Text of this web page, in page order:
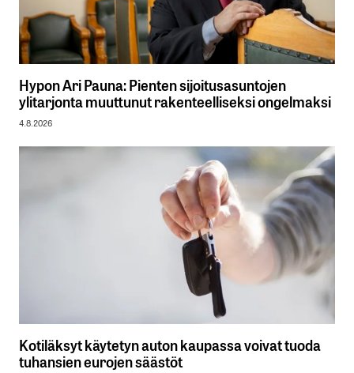
Hypon Ari Pauna: Pienten sijoitusasuntojen
ylitarjonta muuttunut rakenteelliseksi ongelmaksi
4.8.2026
Kotiläksyt käytetyn auton kaupassa voivat tuoda
tuhansien eurojen säästöt